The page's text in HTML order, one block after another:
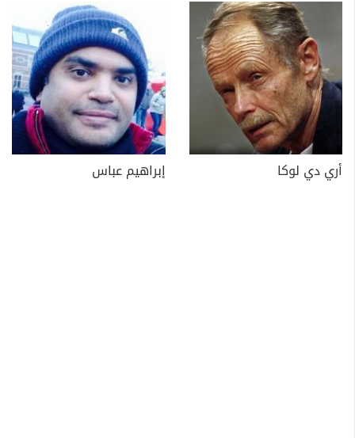
أري دي لوكا إبراهيم عباس